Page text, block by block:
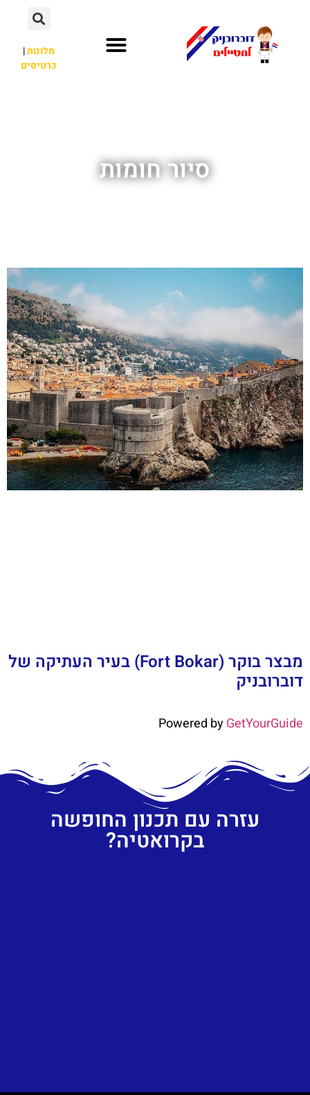
מלונות|
כרטיסים
סיור חומות
מבצר בוקר (Fort Bokar) בעיר העתיקה של
דוברובניק
Powered byGetYourGuide
עזרה עם תכנון החופשה
בקרואטיה?